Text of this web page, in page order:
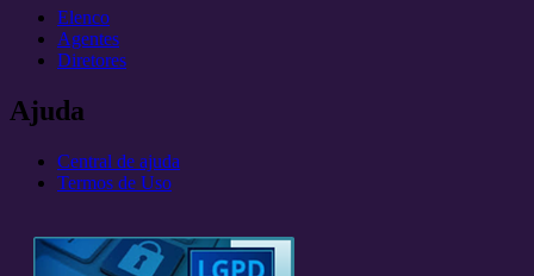
Elenco
Agentes
Diretores
Ajuda
Central de ajuda
Termos de Uso